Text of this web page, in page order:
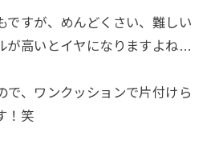
ですが、めんどくさい、難しい
が高いとイヤになりますよね…
で、ワンクッションで片付けら
！笑